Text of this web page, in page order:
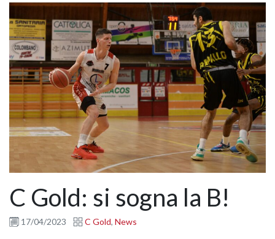
C Gold: si sogna la B!
17/04/2023 C Gold, News